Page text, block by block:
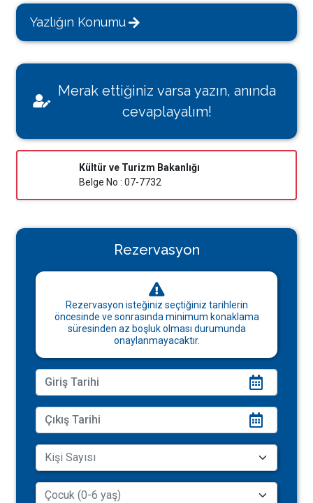
Yazlığın Konumu
Merak ettiğiniz varsa yazın, anında
cevaplayalım!
Kültür ve Turizm Bakanlığı
Belge No : 07-7732
Rezervasyon
Rezervasyon isteğiniz seçtiğiniz tarihlerin
öncesinde ve sonrasında minimum konaklama
süresinden az boşluk olması durumunda
onaylanmayacaktır.